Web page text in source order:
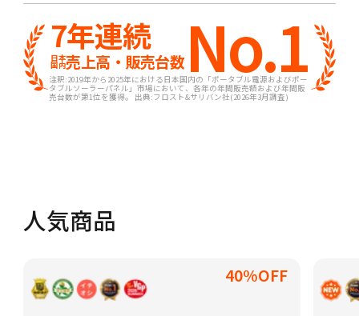
7年連続
日本
国内売上高・販売台数 No.1
注釈:2019年から2025年における日本国内の「ポータブル電源およびポー
タブルソーラーパネル」市場において、各年の年間販売額および年間販
売台数が第1位を獲得。 出典:フロスト&サリバン社(2026年3月調査)
人気商品
40%OFF